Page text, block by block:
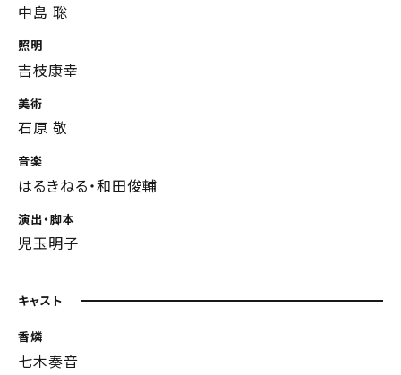
中島 聡
照明
吉枝康幸
美術
石原 敬
音楽
はるきねる・和田俊輔
演出・脚本
児玉明子
キャスト
香燐
七木奏音